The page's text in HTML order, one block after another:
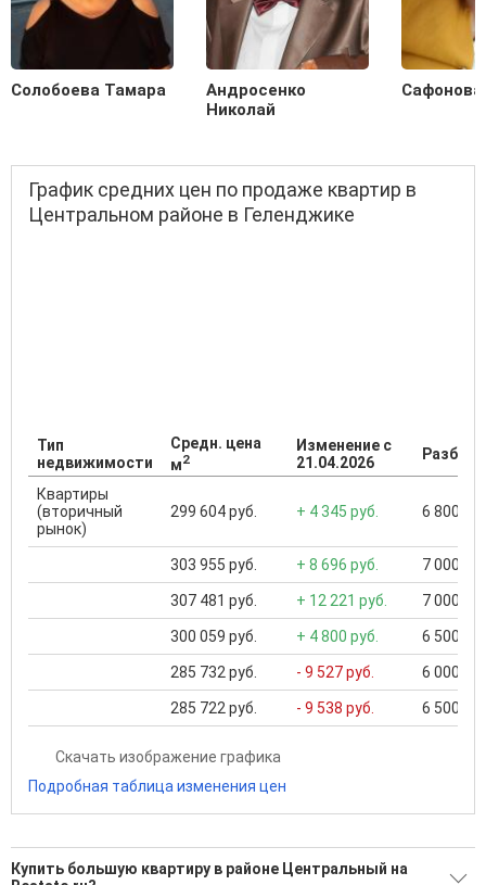
Солобоева Тамара
Андросенко
Николай
График средних цен по продаже квартир в
Центральном районе в Геленджике
Тип
недвижимости
Средн. цена
м2
Изменение с
21.04.2026
Квартиры
(вторичный
рынок)
299 604 руб. + 4 345 руб. 6 800
303 955 руб. + 8 696 руб. 7 000
307 481 руб. + 12 221 руб. 7 000
300 059 руб. + 4 800 руб. 6 500
285 732 руб. - 9 527 руб. 6 000
285 722 руб. - 9 538 руб. 6 500
Скачать изображение графика
Подробная таблица изменения цен
Купить большую квартиру в районе Центральный на